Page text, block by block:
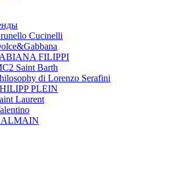
Cucinelli
FILIPPI
Saint Barth
di Lorenzo Serafini
PLEIN
Laurent